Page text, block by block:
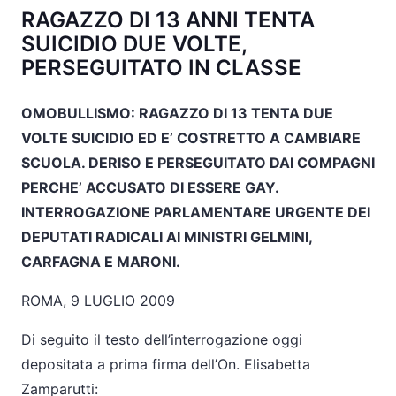
RAGAZZO DI 13 ANNI TENTA
SUICIDIO DUE VOLTE,
PERSEGUITATO IN CLASSE
OMOBULLISMO: RAGAZZO DI 13 TENTA DUE
VOLTE SUICIDIO ED E’ COSTRETTO A CAMBIARE
SCUOLA. DERISO E PERSEGUITATO DAI COMPAGNI
PERCHE’ ACCUSATO DI ESSERE GAY.
INTERROGAZIONE PARLAMENTARE URGENTE DEI
DEPUTATI RADICALI AI MINISTRI GELMINI,
CARFAGNA E MARONI.
ROMA, 9 LUGLIO 2009
Di seguito il testo dell’interrogazione oggi
depositata a prima firma dell’On. Elisabetta
Zamparutti: